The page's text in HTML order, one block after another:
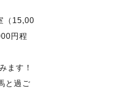
（15,00
円程
ます！
と過ご